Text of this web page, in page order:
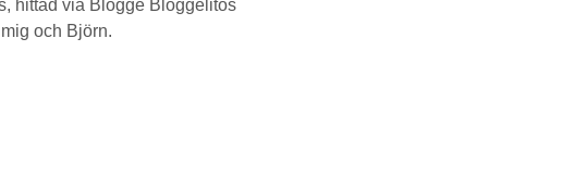
hittad via Blogge Bloggelitos
och Björn.